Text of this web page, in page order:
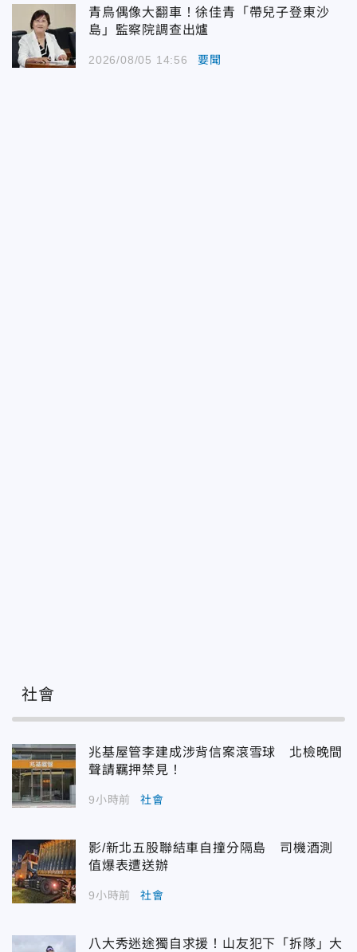
青鳥偶像大翻車！徐佳青「帶兒子登東沙
島」監察院調查出爐
2026/08/05 14:56 要聞
社會
兆基屋管李建成涉背信案滾雪球 北檢晚間
聲請羈押禁見！
9小時前 社會
影/新北五股聯結車自撞分隔島 司機酒測
值爆表遭送辦
9小時前 社會
八大秀迷途獨自求援！山友犯下「拆隊」大